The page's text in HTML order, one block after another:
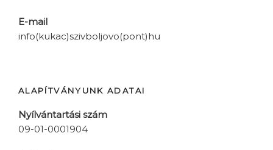
E-mail
info(kukac)szivboljovo(pont)hu
ALAPÍTVÁNYUNK ADATAI
Nyílvántartási szám
09-01-0001904